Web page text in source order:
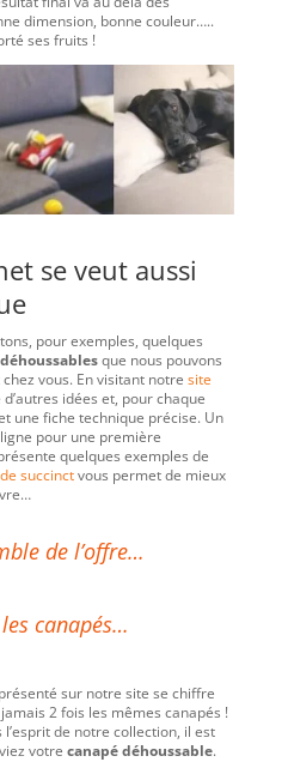
dimension, bonne couleur…..
ses fruits !
se veut aussi
pour exemples, quelques
que nous pouvons
vous. En visitant notre site
idées et, pour chaque
une fiche technique précise. Un
pour une première
quelques exemples de
succinctvous permet de mieux
de l’offre…
canapés…
sur notre site se chiffre
2 fois les mêmes canapés !
de notre collection, il est
votre canapé déhoussable.